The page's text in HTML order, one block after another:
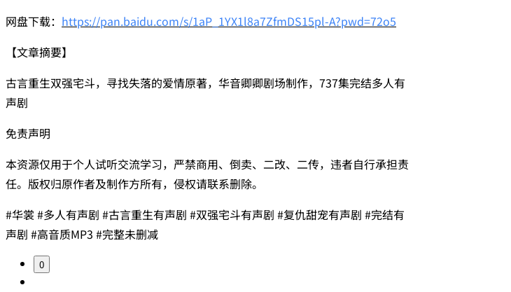
网盘下载： https://pan.baidu.com/s/1aP_1YX1l8a7ZfmDS15pl-A?pwd=72o5
【文章摘要】
古言重生双强宅斗，寻找失落的爱情原著，华音卿卿剧场制作，737集完结多人有
声剧
免责声明
本资源仅用于个人试听交流学习，严禁商用、倒卖、二改、二传，违者自行承担责
任。版权归原作者及制作方所有，侵权请联系删除。
#华裳 #多人有声剧 #古言重生有声剧 #双强宅斗有声剧 #复仇甜宠有声剧 #完结有
声剧 #高音质MP3 #完整未删减
0